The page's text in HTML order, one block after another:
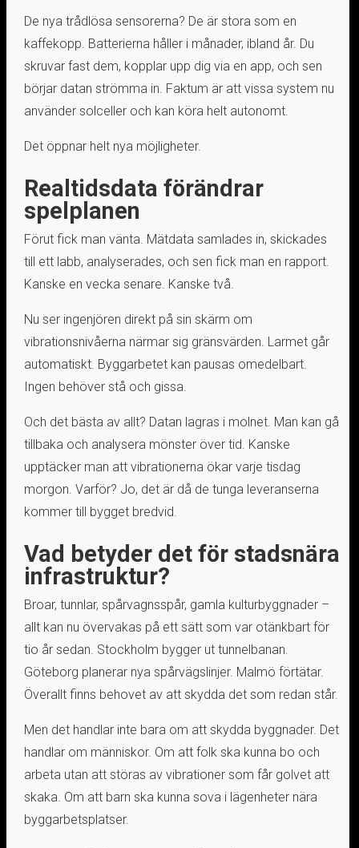
De nya trådlösa sensorerna? De är stora som en
kaffekopp. Batterierna håller i månader, ibland år. Du
skruvar fast dem, kopplar upp dig via en app, och sen
börjar datan strömma in. Faktum är att vissa system nu
använder solceller och kan köra helt autonomt.
Det öppnar helt nya möjligheter.
Realtidsdata förändrar
spelplanen
Förut fick man vänta. Mätdata samlades in, skickades
till ett labb, analyserades, och sen fick man en rapport.
Kanske en vecka senare. Kanske två.
Nu ser ingenjören direkt på sin skärm om
vibrationsnivåerna närmar sig gränsvärden. Larmet går
automatiskt. Byggarbetet kan pausas omedelbart.
Ingen behöver stå och gissa.
Och det bästa av allt? Datan lagras i molnet. Man kan gå
tillbaka och analysera mönster över tid. Kanske
upptäcker man att vibrationerna ökar varje tisdag
morgon. Varför? Jo, det är då de tunga leveranserna
kommer till bygget bredvid.
Vad betyder det för stadsnära
infrastruktur?
Broar, tunnlar, spårvagnsspår, gamla kulturbyggnader –
allt kan nu övervakas på ett sätt som var otänkbart för
tio år sedan. Stockholm bygger ut tunnelbanan.
Göteborg planerar nya spårvägslinjer. Malmö förtätar.
Överallt finns behovet av att skydda det som redan står.
Men det handlar inte bara om att skydda byggnader. Det
handlar om människor. Om att folk ska kunna bo och
arbeta utan att störas av vibrationer som får golvet att
skaka. Om att barn ska kunna sova i lägenheter nära
byggarbetsplatser.